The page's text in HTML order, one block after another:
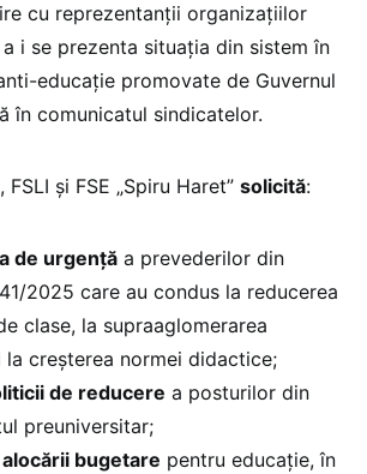
cu reprezentanții organizațiilor
i se prezenta situația din sistem în
educație promovate de Guvernul
în comunicatul sindicatelor.
și FSE „Spiru Haret” solicită:
de urgență a prevederilor din
2025 care au condus la reducerea
clase, la supraaglomerarea
la creșterea normei didactice;
de reducere a posturilor din
preuniversitar;
bugetare pentru educație, în